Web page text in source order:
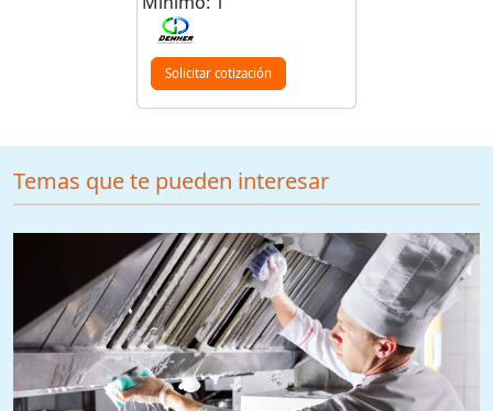
Solicitar cotización
Temas que te pueden interesar